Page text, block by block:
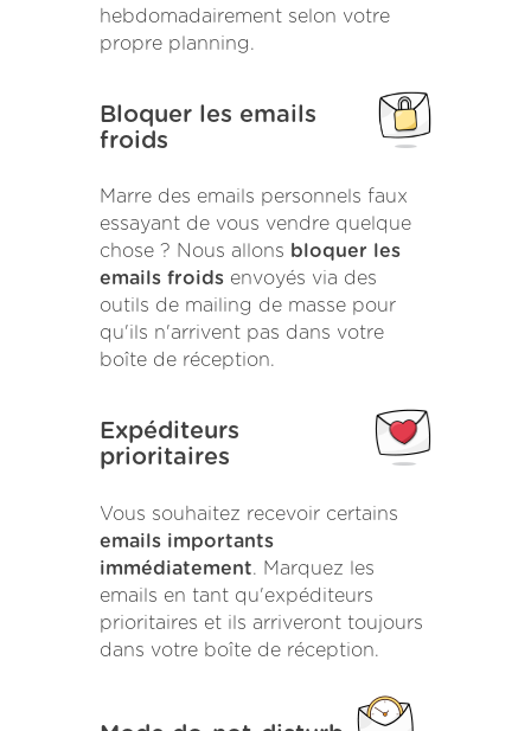
hebdomadairement selon votre
propre planning.
Bloquer les emails
froids
Marre des emails personnels faux
essayant de vous vendre quelque
chose ? Nous allons bloquer les
emails froids envoyés via des
outils de mailing de masse pour
qu'ils n'arrivent pas dans votre
boîte de réception.
Expéditeurs
prioritaires
Vous souhaitez recevoir certains
emails importants
immédiatement. Marquez les
emails en tant qu'expéditeurs
prioritaires et ils arriveront toujours
dans votre boîte de réception.